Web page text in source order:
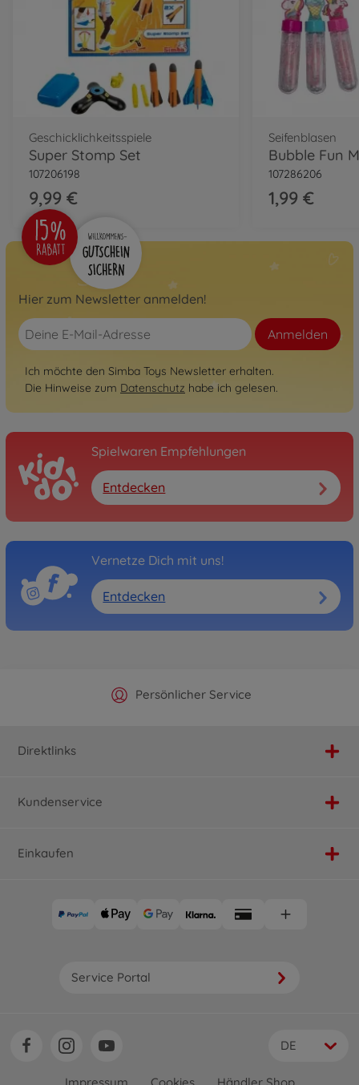
Geschicklichkeitsspiele
Super Stomp Set
107206198
9,99 €
Seifenblasen
107286206
1,99 €
Hier zum Newsletter anmelden!
Anmelden
Ich möchte den Simba Toys Newsletter erhalten.
Die Hinweise zum Datenschutz habe ich gelesen.
Spielwaren Empfehlungen
Entdecken
Vernetze Dich mit uns!
Entdecken
Offizieller Hersteller Shop
Persönlicher Service
Versandkostenfrei ab 25€
Schnelle Lieferung
Direktlinks
Kundenservice
Einkaufen
Service Portal
DE